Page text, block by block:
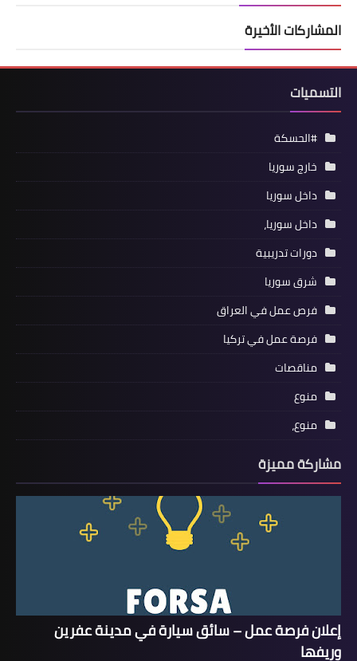
المشاركات الأخيرة
التسميات
#الحسكة
خارج سوريا
داخل سوريا
داخل سوريا،
دورات تدريبية
شرق سوريا
فرص عمل في العراق
فرصة عمل في تركيا
مناقصات
منوع
منوع،
مشاركة مميزة
إعلان فرصة عمل – سائق سيارة في مدينة عفرين
وريفها